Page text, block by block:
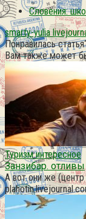
Словения:
smarty-yulia
Понравилась
Вам также может
Туризм интересное
Занзибар. отливы
А вот они же